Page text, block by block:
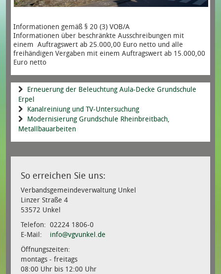
Informationen gemäß § 20 (3) VOB/A
Informationen über beschränkte Ausschreibungen mit
einem Auftragswert ab 25.000,00 Euro netto und alle
freihändigen Vergaben mit einem Auftragswert ab 15.000,00
Euro netto
Erneuerung der Beleuchtung Aula-Decke Grundschule
Erpel
Kanalreiniung und TV-Untersuchung
Modernisierung Grundschule Rheinbreitbach,
Metallbauarbeiten
So erreichen Sie uns:
Verbandsgemeindeverwaltung Unkel
Linzer Straße 4
53572 Unkel
Telefon: 02224 1806-0
E-Mail: info@vgvunkel.de
Öffnungszeiten:
montags - freitags
08:00 Uhr bis 12:00 Uhr